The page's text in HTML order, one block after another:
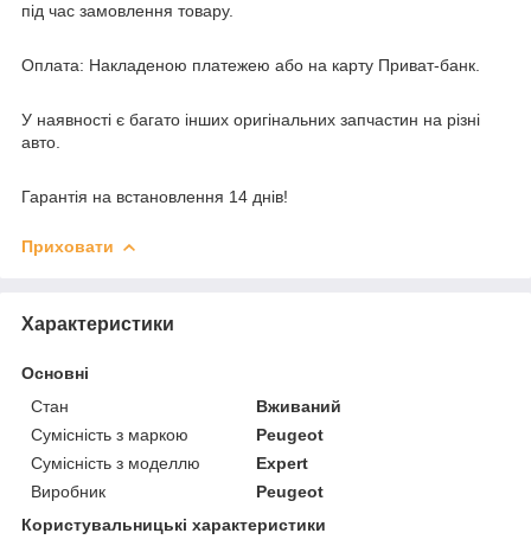
під час замовлення товару.
Оплата: Накладеною платежею або на карту Приват-банк.
У наявності є багато інших оригінальних запчастин на різні
авто.
Гарантія на встановлення 14 днів!
Приховати
Характеристики
Основні
Стан
Вживаний
Сумісність з маркою
Peugeot
Сумісність з моделлю
Expert
Виробник
Peugeot
Користувальницькі характеристики